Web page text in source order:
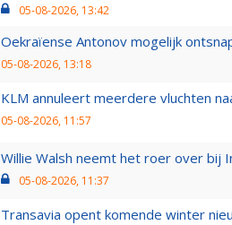
05-08-2026, 13:42
Oekraïense Antonov mogelijk
05-08-2026, 13:18
KLM annuleert meerdere vluchten
05-08-2026, 11:57
Willie Walsh neemt het roer over bij
05-08-2026, 11:37
Transavia opent komende winter